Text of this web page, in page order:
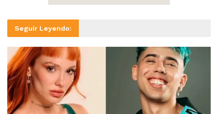
Seguir Leyendo: